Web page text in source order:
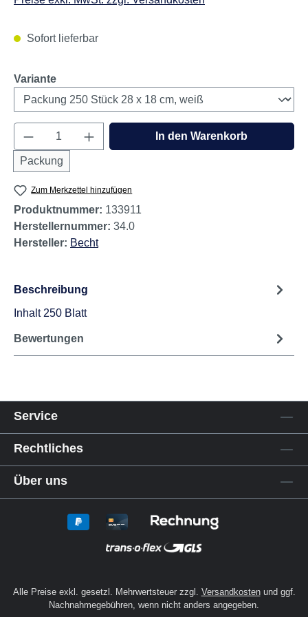
Sofort lieferbar
Varianteauswählen
Produkt Anzahl: Gib den gewünschten
Packung
In den Warenkorb
Zum Merkzettel hinzufügen
Produktnummer: 133911
Herstellernummer: 34.0
Hersteller: Becht
Beschreibung
Inhalt 250 Blatt
Bewertungen
Service
Rechtliches
Über uns
Alle Preise exkl. gesetzl. Mehrwertsteuer zzgl. Versandkostenund ggf.
Nachnahmegebühren, wenn nicht anders angegeben.